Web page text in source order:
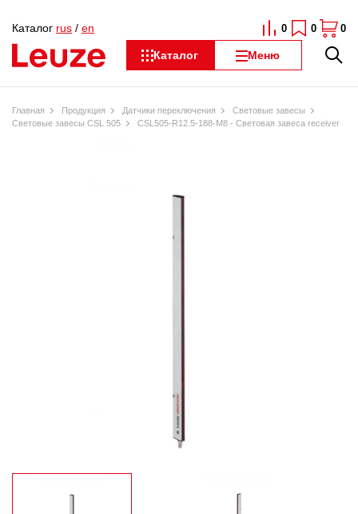
Каталог Меню
Каталог rus / en 0 0 0
Главная Продукция Датчики переключения
Световые завесы
Световые завесы CSL 505
CSL505-R12.5-188-M8 - Световая завеса receiver